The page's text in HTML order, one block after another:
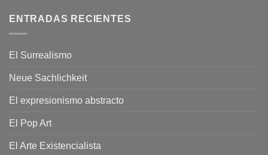
ENTRADAS RECIENTES
El Surrealismo
Neue Sachlichkeit
El expresionismo abstracto
El Pop Art
El Arte Existencialista